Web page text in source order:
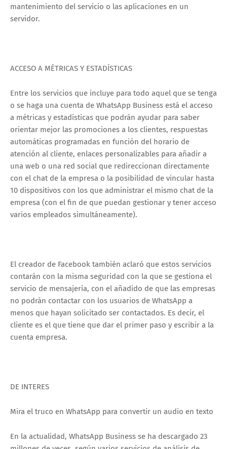
mantenimiento del servicio o las aplicaciones en un
servidor.
ACCESO A MÉTRICAS Y ESTADÍSTICAS
Entre los servicios que incluye para todo aquel que se tenga
o se haga una cuenta de WhatsApp Business está el acceso
a métricas y estadísticas que podrán ayudar para saber
orientar mejor las promociones a los clientes, respuestas
automáticas programadas en función del horario de
atención al cliente, enlaces personalizables para añadir a
una web o una red social que redireccionan directamente
con el chat de la empresa o la posibilidad de vincular hasta
10 dispositivos con los que administrar el mismo chat de la
empresa (con el fin de que puedan gestionar y tener acceso
varios empleados simultáneamente).
El creador de Facebook también aclaró que estos servicios
contarán con la misma seguridad con la que se gestiona el
servicio de mensajería, con el añadido de que las empresas
no podrán contactar con los usuarios de WhatsApp a
menos que hayan solicitado ser contactados. Es decir, el
cliente es el que tiene que dar el primer paso y escribir a la
cuenta empresa.
DE INTERES
Mira el truco en WhatsApp para convertir un audio en texto
En la actualidad, WhatsApp Business se ha descargado 23